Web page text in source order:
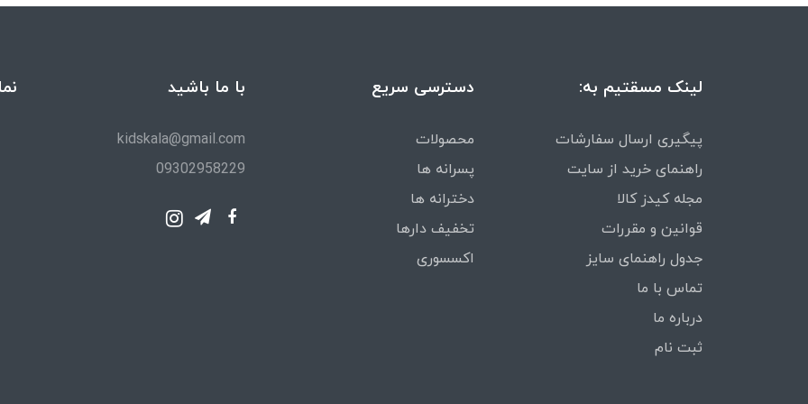
لینک مسقتیم به:
پیگیری ارسال سفارشات
راهنمای خرید از سایت
مجله کیدز کالا
قوانین و مقررات
جدول راهنمای سایز
تماس با ما
درباره ما
ثبت نام
دسترسی سریع
محصولات
پسرانه ها
دخترانه ها
تخفیف دارها
اکسسوری
با ما باشید
kidskala@gmail.com
09302958229